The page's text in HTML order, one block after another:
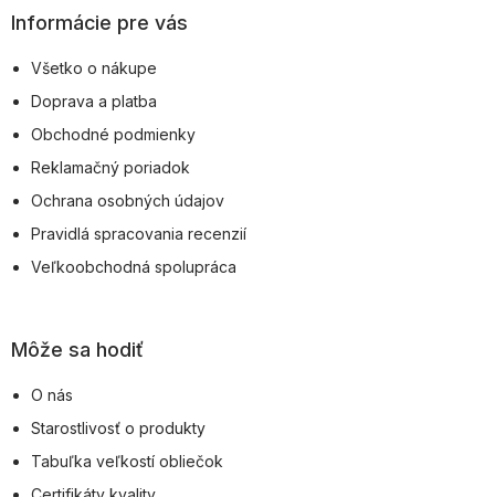
pInformácie pre vás
Všetko o nákupe
Doprava a platba
Obchodné podmienky
Reklamačný poriadok
Ochrana osobných údajov
Pravidlá spracovania recenzií
Veľkoobchodná spolupráca
Môže sa hodiť
O nás
Starostlivosť o produkty
Tabuľka veľkostí obliečok